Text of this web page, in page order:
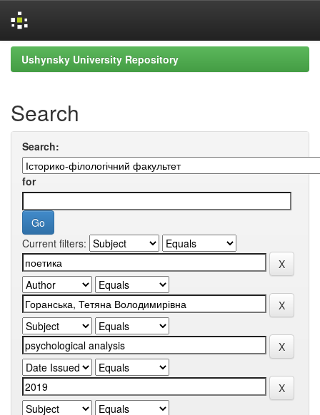
Skip
navigation
Ushynsky University Repository
Search
Search:
for
Current filters: